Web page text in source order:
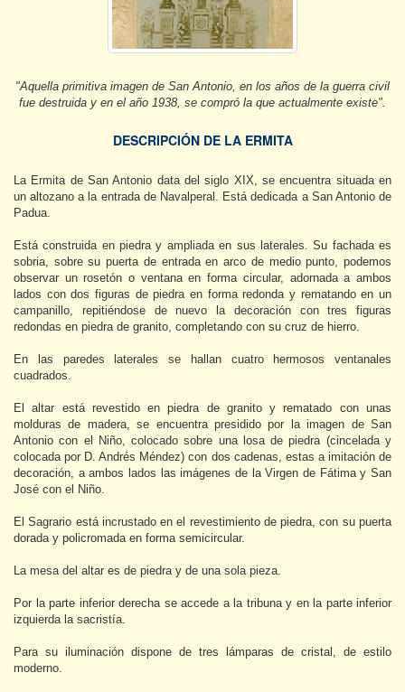
"Aquella primitiva imagen de San Antonio, en los años de la guerra civil
fue destruida y en el año 1938, se compró la que actualmente existe".
DESCRIPCIÓN DE LA ERMITA
La Ermita de San Antonio data del siglo XIX, se encuentra situada en
un altozano a la entrada de Navalperal. Está dedicada a San Antonio de
Padua.
Está construida en piedra y ampliada en sus laterales. Su fachada es
sobria, sobre su puerta de entrada en arco de medio punto, podemos
observar un rosetón o ventana en forma circular, adornada a ambos
lados con dos figuras de piedra en forma redonda y rematando en un
campanillo, repitiéndose de nuevo la decoración con tres figuras
redondas en piedra de granito, completando con su cruz de hierro.
En las paredes laterales se hallan cuatro hermosos ventanales
cuadrados.
El altar está revestido en piedra de granito y rematado con unas
molduras de madera, se encuentra presidido por la imagen de San
Antonio con el Niño, colocado sobre una losa de piedra (cincelada y
colocada por D. Andrés Méndez) con dos cadenas, estas a imitación de
decoración, a ambos lados las imágenes de la Virgen de Fátima y San
José con el Niño.
El Sagrario está incrustado en el revestimiento de piedra, con su puerta
dorada y policromada en forma semicircular.
La mesa del altar es de piedra y de una sola pieza.
Por la parte inferior derecha se accede a la tribuna y en la parte inferior
izquierda la sacristía.
Para su iluminación dispone de tres lámparas de cristal, de estilo
moderno.